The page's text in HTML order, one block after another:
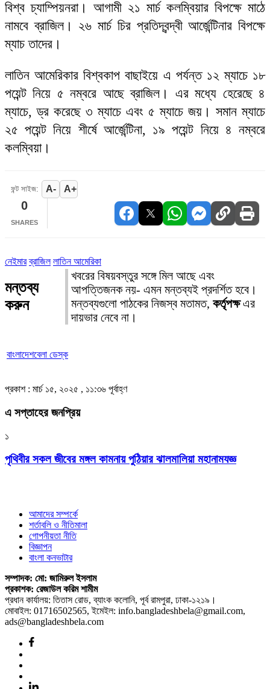
বিশ্ব চ্যাম্পিয়নরা। আগামী ২১ মার্চ কলম্বিয়ার বিপক্ষে মাঠে
নামবে ব্রাজিল। ২৬ মার্চ চির প্রতিদ্বন্দ্বী আর্জেন্টিনার বিপক্ষে
ম্যাচ তাদের।
লাতিন আমেরিকার বিশ্বকাপ বাছাইয়ে এ পর্যন্ত ১২ ম্যাচে ১৮
পয়েন্ট নিয়ে ৫ নম্বরে আছে ব্রাজিল। এর মধ্যে হেরেছে ৪
ম্যাচে, ড্র করেছে ৩ ম্যাচে এবং ৫ ম্যাচে জয়। সমান ম্যাচে
২৫ পয়েন্ট নিয়ে শীর্ষে আর্জেন্টিনা, ১৯ পয়েন্ট নিয়ে ৪ নম্বরে
কলম্বিয়া।
ফন্ট সাইজ: A- A+
0
SHARES
নেইমার ব্রাজিল লাতিন আমেরিকা
মন্তব্য
করুন
খবরের বিষয়বস্তুর সঙ্গে মিল আছে এবং
আপত্তিজনক নয়- এমন মন্তব্যই প্রদর্শিত হবে।
মন্তব্যগুলো পাঠকের নিজস্ব মতামত, কর্তৃপক্ষএর
দায়ভার নেবে না।
বাংলাদেশবেলা ডেস্ক
প্রকাশ : মার্চ ১৫, ২০২৫ , ১১:৩৬ পূর্বাহ্ণ
এ সপ্তাহের জনপ্রিয়
১
পৃথিবীর সকল জীবের মঙ্গল কামনায় পুঠিয়ার ঝালমালিয়া মহানামযজ্ঞ
আমাদের সম্পর্কে
শর্তাবলি ও নীতিমালা
গোপনীয়তা নীতি
বিজ্ঞাপন
বাংলা কনভাটার
সম্পাদক: মো: জামিরুল ইসলাম
প্রকাশক: রেজাউল করিম শামীম
প্রধান কার্যালয়: তিতাস রোড, ব্যাংক কলোনি, পূর্ব রামপুরা, ঢাকা-১২১৯।
মোবাইল: 01716502565, ইমেইল: info.bangladeshbela@gmail.com,
ads@bangladeshbela.com